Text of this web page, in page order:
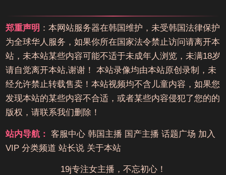
郑重声明 ：本网站服务器在韩国维护，未受韩国法律保护
为全球华人服务，如果你所在国家法令禁止访问请离开本
站，未本站某些内容可能不适于未成年人浏览，未满18岁
请自觉离开本站,谢谢！ 本站录像均由本站原创录制，未
经允许禁止转载售卖！本站视频均不含儿童内容，如果您
发现本站的某些内容不合适，或者某些内容侵犯了您的的
版权，请联系我们删除！
站内导航： 客服中心 韩国主播 国产主播 话题广场 加入
VIP 分类频道 站长说 关于本站
19j专注女主播，不忘初心！